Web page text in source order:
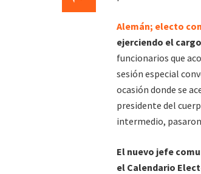
Alemán; electo
ejerciendo el
funcionarios que
sesión especial
ocasión donde se
presidente del
intermedio,
El nuevo jefe
el Calendario